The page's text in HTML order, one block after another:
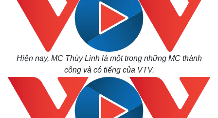
Hiện nay, MC Thùy Linh là một trong những MC thành
công và có tiếng của VTV.